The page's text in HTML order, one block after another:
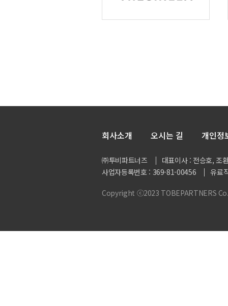
회사소개 오시는 길 개인정
㈜투비파트너즈
대표이사 : 전승호, 조
사업자등록번호 : 369-81-00456
유료
Copyright ⓒ2023 TOBEPARTNERS